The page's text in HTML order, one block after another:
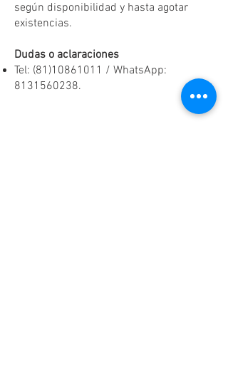
según disponibilidad y hasta agotar
existencias.
Dudas o aclaraciones
Tel: (81)10861011 / WhatsApp:
8131560238.